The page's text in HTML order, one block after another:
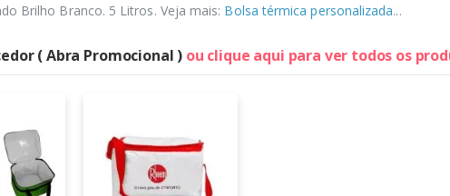
Brilho Branco. 5 Litros. Veja mais: Bolsa térmica personalizada...
( Abra Promocional ) ou clique aqui para ver todos os